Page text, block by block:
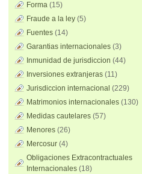
Forma (15)
Fraude a la ley (5)
Fuentes (14)
Garantias internacionales (3)
Inmunidad de jurisdiccion (44)
Inversiones extranjeras (11)
Jurisdiccion internacional (229)
Matrimonios internacionales (130)
Medidas cautelares (57)
Menores (26)
Mercosur (4)
Obligaciones Extracontractuales
Internacionales (18)